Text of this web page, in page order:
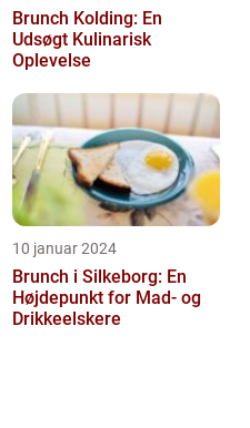
Brunch Kolding: En
Udsøgt Kulinarisk
Oplevelse
10 januar 2024
Brunch i Silkeborg: En
Højdepunkt for Mad- og
Drikkeelskere